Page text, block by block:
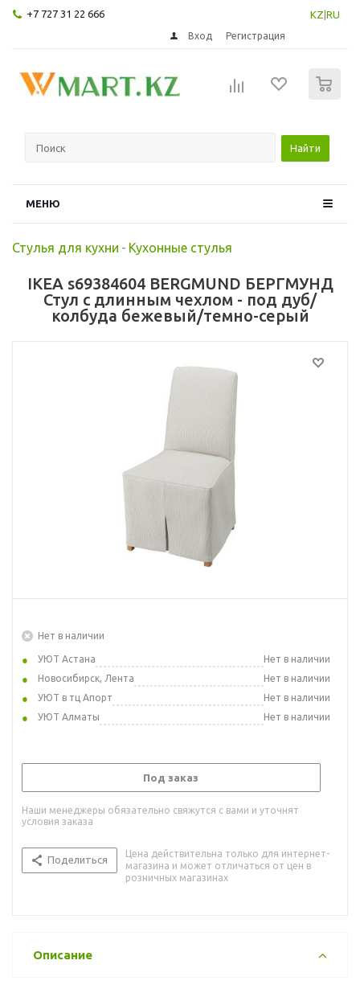
+7 727 31 22 666 KZ RU
Вход Регистрация
Найти
МЕНЮ
Стулья для кухни - Кухонные стулья
IKEA s69384604 BERGMUND БЕРГМУНД
Стул с длинным чехлом - под дуб/
колбуда бежевый/темно-серый
Нет в наличии
УЮТ Астана
Нет в наличии
Новосибирск, Лента
Нет в наличии
УЮТ в тц Апорт
Нет в наличии
УЮТ Алматы
Нет в наличии
Под заказ
Наши менеджеры обязательно свяжутся с вами и уточнят
условия заказа
Поделиться
Цена действительна только для интернет-
магазина и может отличаться от цен в
розничных магазинах
Описание